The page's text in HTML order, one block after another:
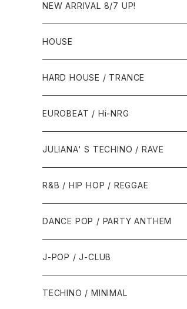
NEW ARRIVAL 8/7 UP!
HOUSE
1980年代
1987年・以前
1988年
1990年代
1990年
1991年
2000年代
2000年
2001年
2010年代
2010年
2011年
HARD HOUSE / TRANCE
1990年代
1994年・以前
1995年
2000年代
2000年
2001年
EUROBEAT / Hi-NRG
1980年代
1986年・以前
1987年
1990年代
1990年
1991年
2000年代
JULIANA' S TECHINO / RAVE
1990年代
1990年
1991年
2000年代
2000年
2001年
R&B / HIP HOP / REGGAE
1980年代
1985年・以前
1986年
1990年代
1990年
2000年代
DANCE POP / PARTY ANTHEM
1980年代
1988年・以前
1990年代
J-POP / J-CLUB
1980年代
TECHINO / MINIMAL